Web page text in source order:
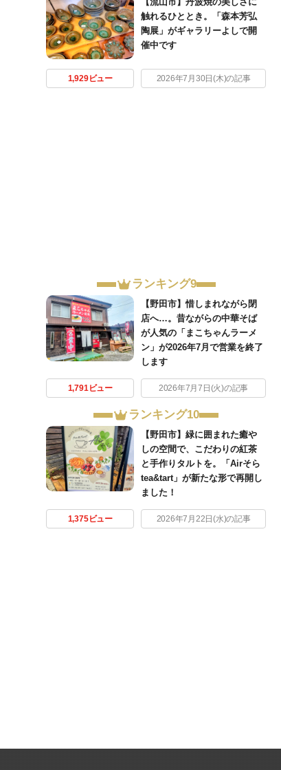
触れるひととき。「森本芳弘
陶展」がギャラリーよしで開
催中です
1,929ビュー 2026年7月30日(木)の記事
ランキング9
【野田市】惜しまれながら閉
店へ…。昔ながらの中華そば
が人気の「まこちゃんラーメ
ン」が2026年7月で営業を終了
します
1,791ビュー 2026年7月7日(火)の記事
ランキング10
【野田市】緑に囲まれた癒や
しの空間で、こだわりの紅茶
と手作りタルトを。「Airそら
tea&tart」が新たな形で再開し
ました！
1,375ビュー 2026年7月22日(水)の記事